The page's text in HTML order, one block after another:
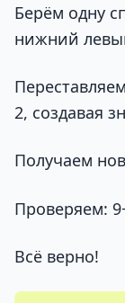
Берём одну
нижний
2, создавая
Получаем
Проверяем:
Всё верно!